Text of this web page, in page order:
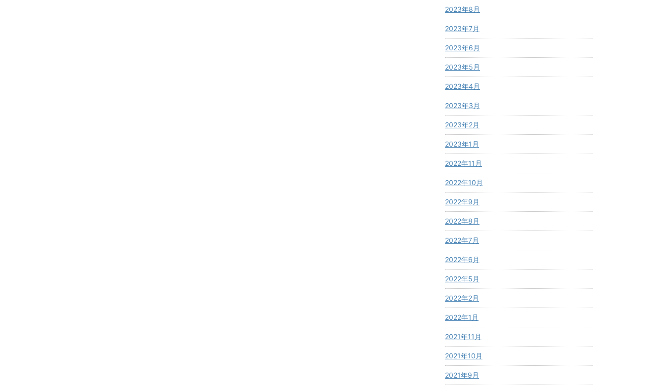
2023年8月
2023年7月
2023年6月
2023年5月
2023年4月
2023年3月
2023年2月
2023年1月
2022年11月
2022年10月
2022年9月
2022年8月
2022年7月
2022年6月
2022年5月
2022年2月
2022年1月
2021年11月
2021年10月
2021年9月